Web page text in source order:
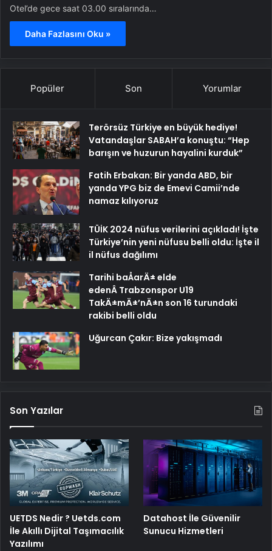
Otel’de gece saat 03.00 sıralarında…
Daha Fazlasını Oku »
Popüler Son Yorumlar
Terörsüz Türkiye en büyük hediye!
Vatandaşlar SABAH’a konuştu: “Hep
barışın ve huzurun hayalini kurduk”
Fatih Erbakan: Bir yanda ABD, bir
yanda YPG biz de Emevi Camii’nde
namaz kılıyoruz
TÜİK 2024 nüfus verilerini açıkladı! İşte
Türkiye’nin yeni nüfusu belli oldu: İşte il
il nüfus dağılımı
Tarihi baÅarÄ± elde
edenÂ Trabzonspor U19
TakÄ±mÄ±’nÄ±n son 16 turundaki
rakibi belli oldu
Uğurcan Çakır: Bize yakışmadı
Son Yazılar
UETDS Nedir ? Uetds.com
İle Akıllı Dijital Taşımacılık
Yazılımı
Datahost İle Güvenilir
Sunucu Hizmetleri